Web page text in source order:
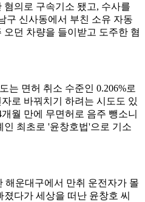
의로 구속기소 됐고, 수사를
구 신사동에서 부친 소유 자동
던 차량을 들이받고 도주한 혐
는 면허 취소 수준인 0.206%로
로 바꿔치기 하려는 시도도 있
월 만에 무면허로 음주 뺑소니
최초로 '윤창호법'으로 기소
해운대구에서 만취 운전자가 몰
다가 세상을 떠난 윤창호 씨